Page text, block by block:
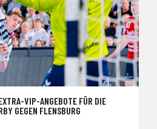
VIP-ANGEBOTE FÜR DIE
GEGEN FLENSBURG